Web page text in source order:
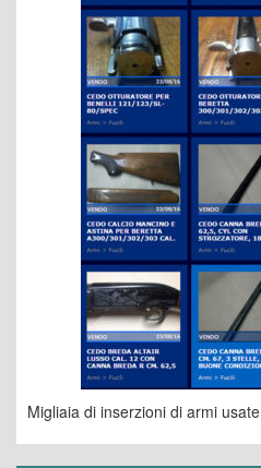
Migliaia di inserzioni di armi usate